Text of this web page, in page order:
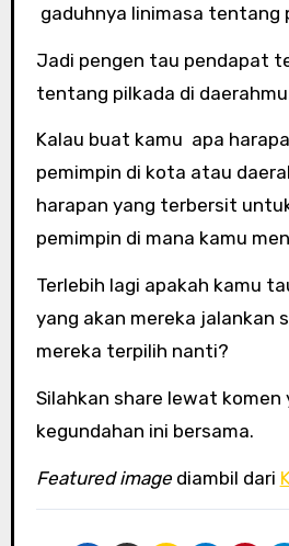
gaduhnya linimasa tentang
Jadi pengen tau pendapat
tentang pilkada di
Kalau buat kamu apa
pemimpin di kota atau
harapan yang terbersit
pemimpin di mana kamu
Terlebih lagi apakah kamu
yang akan mereka jalankan
mereka terpilih nanti?
Silahkan share lewat komen
kegundahan ini bersama.
Featured imagediambil dari